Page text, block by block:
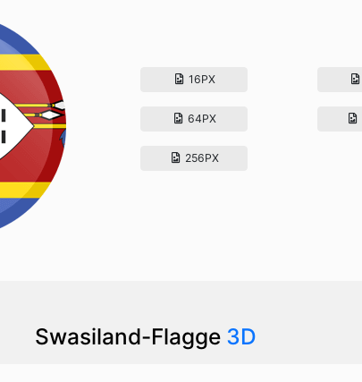
16PX
64PX
256PX
Swasiland-Flagge 3D